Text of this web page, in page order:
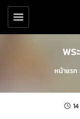
ข้ามไปยังเนื้อหาหลัก
เครื่องมือช่วยเหลือ
พร
หน้าแรก